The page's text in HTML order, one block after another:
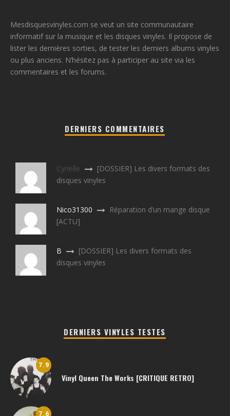
Mesdisquesvinyles.com se veut un site communautaire
informatif sur la musique et les disques vinyles. Il propose de
lister les dernières sorties, de tester les derniers albums vinyles
ou plus anciens. N’hésitez pas à participer au site via les
commentaires et les forums.
DERNIERS COMMENTAIRES
Cyrielle
[DOSSIER] Les divers formats des
disques vinyles
Nico31300
Réparation d’un mange disque
[ACTU]
B
[DOSSIER] Les divers formats des
disques vinyles
DERNIERS VINYLES TESTES
7.9
Vinyl Queen The Works [CRITIQUE RETRO]
7.6